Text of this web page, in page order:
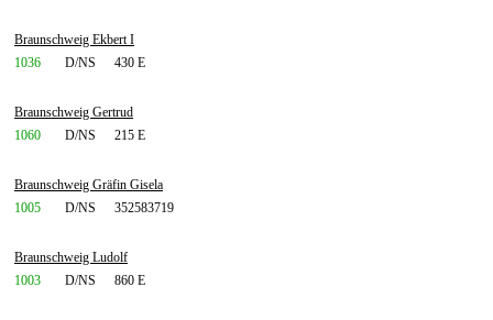
Braunschweig Ekbert I
1036
D/NS 430 E
Braunschweig Gertrud
1060
D/NS 215 E
Braunschweig Gräfin Gisela
1005
D/NS 352583719
Braunschweig Ludolf
1003
D/NS 860 E